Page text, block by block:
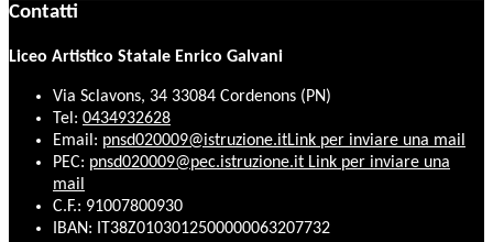
Contatti
Liceo Artistico Statale Enrico Galvani
Via Sclavons, 34 33084 Cordenons (PN)
Tel: 0434932628
Email: pnsd020009@istruzione.itLink per inviare una mail
PEC: pnsd020009@pec.istruzione.it Link per inviare una
mail
C.F.: 91007800930
IBAN: IT38Z0103012500000063207732